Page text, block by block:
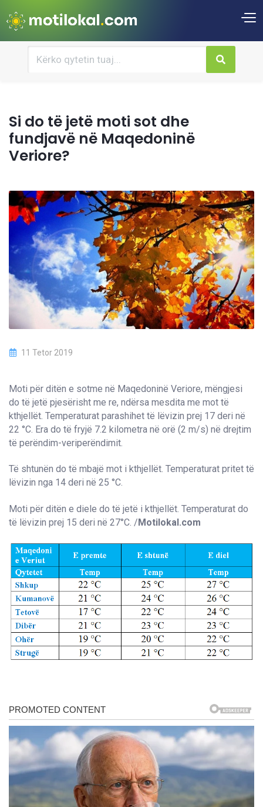
Si do të jetë moti sot dhe
fundjavë në Maqedoninë
Veriore?
11 Tetor 2019
Moti për ditën e sotme në Maqedoninë Veriore, mëngjesi
do të jetë pjesërisht me re, ndërsa mesdita me mot të
kthjellët. Temperaturat parashihet të lëvizin prej 17 deri në
22 °C. Era do të fryjë 7.2 kilometra në orë (2 m/s) në drejtim
të perëndim-veriperëndimit.
Të shtunën do të mbajë mot i kthjellët. Temperaturat pritet të
lëvizin nga 14 deri në 25 °C.
Moti për ditën e diele do të jetë i kthjellët. Temperaturat do
të lëvizin prej 15 deri në 27°C. /Motilokal.com